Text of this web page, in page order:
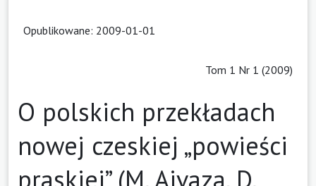
Opublikowane: 2009-01-01
Tom 1 Nr 1 (2009)
O polskich przekładach
nowej czeskiej „powieści
praskiej” (M. Ajvaza, D.